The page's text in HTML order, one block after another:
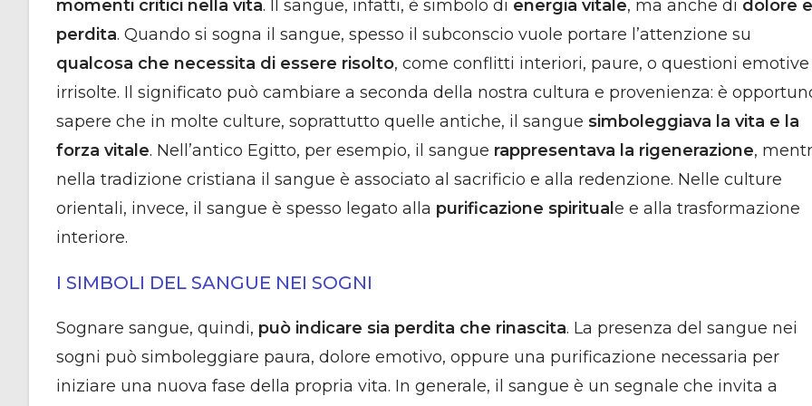
momenti critici nella vita. Il sangue, infatti, è simbolo di energia vitale, ma anche di dolore e
perdita. Quando si sogna il sangue, spesso il subconscio vuole portare l’attenzione su
qualcosa che necessita di essere risolto, come conflitti interiori, paure, o questioni emotive
irrisolte. Il significato può cambiare a seconda della nostra cultura e provenienza: è
sapere che in molte culture, soprattutto quelle antiche, il sangue simboleggiava la vita e la
forza vitale. Nell’antico Egitto, per esempio, il sangue rappresentava la rigenerazione,
nella tradizione cristiana il sangue è associato al sacrificio e alla redenzione. Nelle culture
orientali, invece, il sangue è spesso legato alla purificazione spirituale e alla trasformazione
interiore.
I SIMBOLI DEL SANGUE NEI SOGNI
Sognare sangue, quindi, può indicare sia perdita che rinascita. La presenza del sangue nei
sogni può simboleggiare paura, dolore emotivo, oppure una purificazione necessaria per
iniziare una nuova fase della propria vita. In generale, il sangue è un segnale che invita a